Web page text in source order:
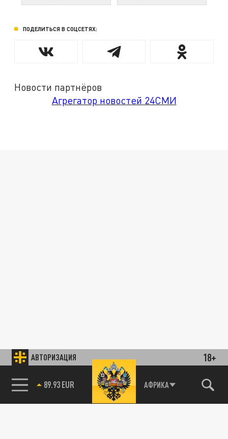
АВТОРИЗАЦИЯ 18+
89.93 EUR АФРИКА
ПОДЕЛИТЬСЯ В СОЦСЕТЯХ:
Новости партнёров
Агрегатор новостей 24СМИ